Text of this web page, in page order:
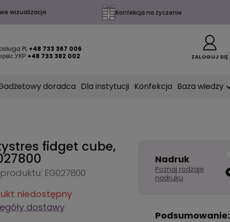
wizualizacje Konfekcja na życzenie
PL +48 733 367 006
УКР +48 733 382 002 ZALOGUJ SIĘ
doradca Dla instytucji Konfekcja Baza wiedzy
fidget cube,
EG027800
niedostępny
dostawy
Nadruk
Poznaj rodzaje
nadruku
Podsumowanie: